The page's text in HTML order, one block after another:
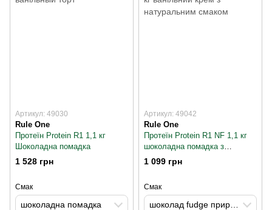
Артикул: 49030
Rule One
Протеїн Protein R1 1,1 кг
Шоколадна помадка
1 528 грн
Смак
шоколадна помадка
Артикул: 49042
Rule One
Протеїн Protein R1 NF 1,1 кг
шоколадна помадка з
натуральним смаком
1 099 грн
Смак
шоколад fudge природно ароматизований